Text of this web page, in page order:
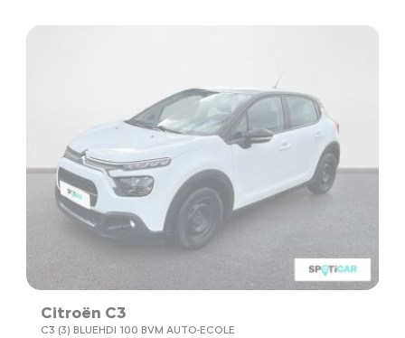
Citroën C3
C3 (3) BLUEHDI 100 BVM AUTO-ECOLE